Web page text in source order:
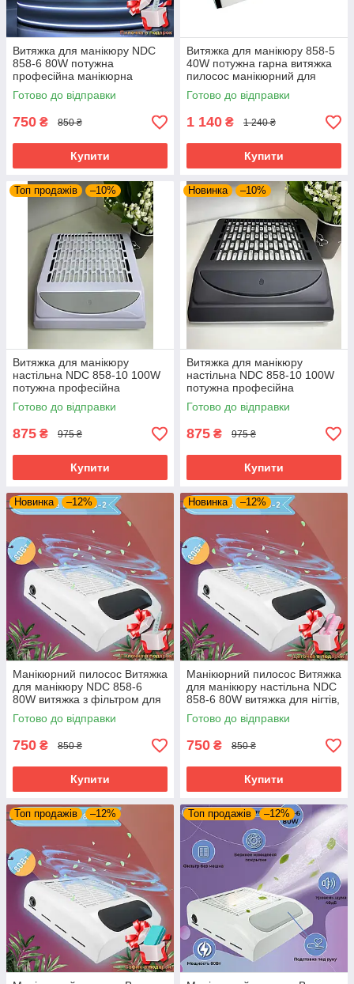
Витяжка для манікюру NDC
858-6 80W потужна
професійна манікюрна
витяжка манікюрний пилосос
+ пилочка
Готово до відправки
750 ₴ 850 ₴
Купити
Витяжка для манікюру 858-5
40W потужна гарна витяжка
пилосос манікюрний для
нігтів для пилу на 3
вентилятори
Готово до відправки
1 140 ₴ 1 240 ₴
Купити
Топ продажів –10%
Витяжка для манікюру
настільна NDC 858-10 100W
потужна професійна
манікюрна витяжка
манікюрний пилосос
Готово до відправки
875 ₴ 975 ₴
Купити
Новинка –10%
Витяжка для манікюру
настільна NDC 858-10 100W
потужна професійна
манікюрна витяжка
Готово до відправки
875 ₴ 975 ₴
Купити
Новинка –12%
Манікюрний пилосос Витяжка
для манікюру NDC 858-6
80W витяжка з фільтром для
нігтів гель лаку + пилка
Готово до відправки
750 ₴ 850 ₴
Купити
Новинка –12%
Манікюрний пилосос Витяжка
для манікюру настільна NDC
858-6 80W витяжка для нігтів,
гель-лаку, makeup
Готово до відправки
750 ₴ 850 ₴
Купити
Топ продажів –12% Топ продажів –12%